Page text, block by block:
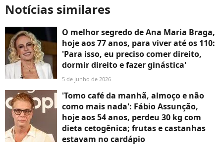
Notícias similares
O melhor segredo de Ana Maria Braga,
hoje aos 77 anos, para viver até os 110:
'Para isso, eu preciso comer direito,
dormir direito e fazer ginástica'
5 de junho de 2026
'Tomo café da manhã, almoço e não
como mais nada': Fábio Assunção,
hoje aos 54 anos, perdeu 30 kg com
dieta cetogênica; frutas e castanhas
estavam no cardápio